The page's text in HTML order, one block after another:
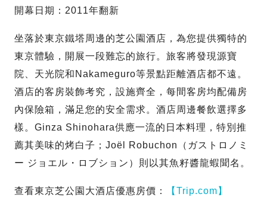
開幕日期：2011年翻新
坐落於東京鐵塔周邊的芝公園酒店，為您提供獨特的
東京體驗，開展一段難忘的旅行。旅客將發現源寶
院、天光院和Nakameguro等景點距離酒店都不遠。
酒店的客房裝飾考究，設施齊全，每間客房均配備房
內保險箱，滿足您的安全需求。酒店周邊餐飲選擇多
樣。Ginza Shinohara供應一流的日本料理，特別推
薦其美味的烤白子；Joël Robuchon（ガストロノミ
ー ジョエル・ロブション）則以其魚籽醬龍蝦聞名。
查看東京芝公園大酒店優惠房價： 【Trip.com】